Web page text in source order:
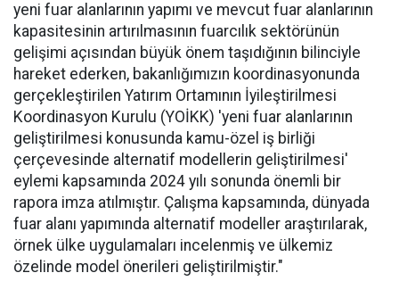
yeni fuar alanlarının yapımı ve mevcut fuar alanlarının
kapasitesinin artırılmasının fuarcılık sektörünün
gelişimi açısından büyük önem taşıdığının bilinciyle
hareket ederken, bakanlığımızın koordinasyonunda
gerçekleştirilen Yatırım Ortamının İyileştirilmesi
Koordinasyon Kurulu (YOİKK) 'yeni fuar alanlarının
geliştirilmesi konusunda kamu-özel iş birliği
çerçevesinde alternatif modellerin geliştirilmesi'
eylemi kapsamında 2024 yılı sonunda önemli bir
rapora imza atılmıştır. Çalışma kapsamında, dünyada
fuar alanı yapımında alternatif modeller araştırılarak,
örnek ülke uygulamaları incelenmiş ve ülkemiz
özelinde model önerileri geliştirilmiştir."